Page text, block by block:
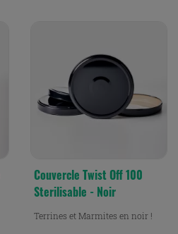
Couvercle Twist Off 100
Sterilisable - Noir
Terrines et Marmites en noir !